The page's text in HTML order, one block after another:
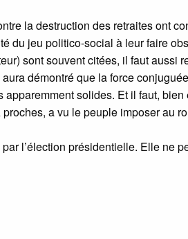
la destruction des retraites ont
du jeu politico-social à leur faire
sont souvent citées, il faut aussi
aura démontré que la force
solides. Et il faut,
a vu le peuple imposer au
l’élection présidentielle. Elle ne